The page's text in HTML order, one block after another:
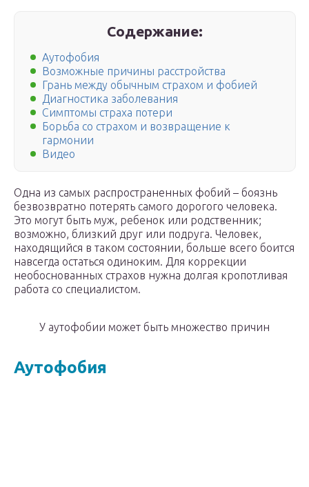
Содержание:
Аутофобия
Возможные причины расстройства
Грань между обычным страхом и фобией
Диагностика заболевания
Симптомы страха потери
Борьба со страхом и возвращение к
гармонии
Видео
Одна из самых распространенных фобий – боязнь
безвозвратно потерять самого дорогого человека.
Это могут быть муж, ребенок или родственник;
возможно, близкий друг или подруга. Человек,
находящийся в таком состоянии, больше всего боится
навсегда остаться одиноким. Для коррекции
необоснованных страхов нужна долгая кропотливая
работа со специалистом.
У аутофобии может быть множество причин
Аутофобия